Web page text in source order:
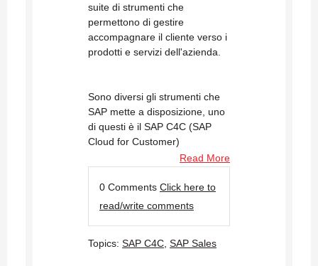
suite di strumenti che
permettono di gestire
accompagnare il cliente verso i
prodotti e servizi dell'azienda.
Sono diversi gli strumenti che
SAP mette a disposizione, uno
di questi è il SAP C4C (SAP
Cloud for Customer)
Read More
0 Comments Click here to
read/write comments
Topics: SAP C4C SAP Sales